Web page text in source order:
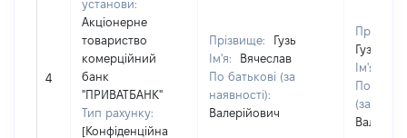
4
установи:
Акціонерне
товариство
комерційний
банк
"ПРИВАТБАНК"
Тип рахунку:
[Конфіденційна
Прізвище:
Гузь
Ім'я:
Вячеслав
По батькові (за
наявності):
Валерійович
Гузь
Ім'я:
По
(за